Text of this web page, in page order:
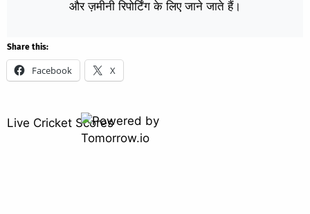
और ज़मीनी रिपोर्टिंग के लिए जाने जाते हैं।
Share this:
Facebook X
Live Cricket Scores